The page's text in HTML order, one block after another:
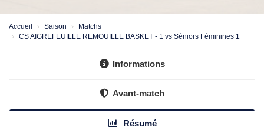
Accueil Saison
Matchs
CS AIGREFEUILLE REMOUILLE BASKET - 1 vs Séniors Féminines 1
Informations
Avant-match
Résumé